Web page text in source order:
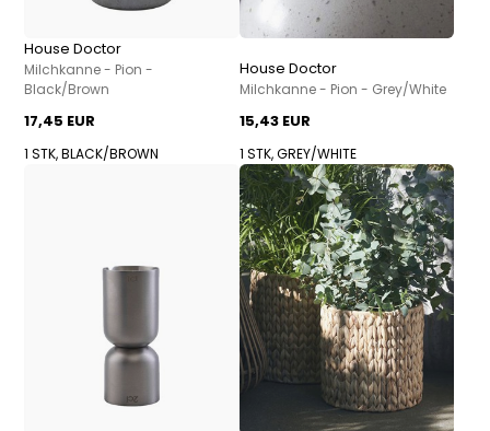
House Doctor
Milchkanne - Pion -
Black/Brown
17,45 EUR
1 STK, BLACK/BROWN
House Doctor
Milchkanne - Pion - Grey/White
15,43 EUR
1 STK, GREY/WHITE